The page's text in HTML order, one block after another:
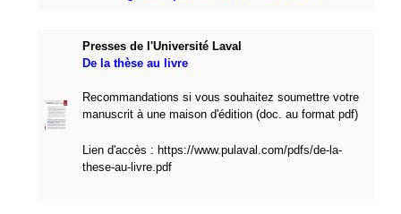
Presses de l'Université Laval
De la thèse au livre
Recommandations si vous souhaitez soumettre votre
manuscrit à une maison d'édition (doc. au format pdf)
Lien d'accès : https://www.pulaval.com/pdfs/de-la-
these-au-livre.pdf